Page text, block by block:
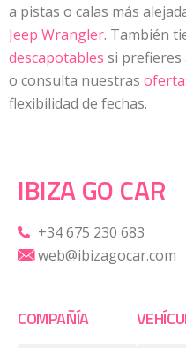
a pistas o calas más
Jeep Wrangler. También
descapotables si prefieres
o consulta nuestras
flexibilidad de fechas.
IBIZA GO CAR
+34 675 230 683
web@ibizagocar.com
COMPAÑÍA